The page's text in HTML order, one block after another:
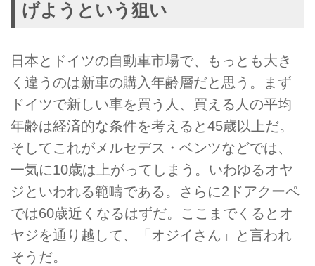
げようという狙い
日本とドイツの自動車市場で、もっとも大き
く違うのは新車の購入年齢層だと思う。まず
ドイツで新しい車を買う人、買える人の平均
年齢は経済的な条件を考えると45歳以上だ。
そしてこれがメルセデス・ベンツなどでは、
一気に10歳は上がってしまう。いわゆるオヤ
ジといわれる範疇である。さらに2ドアクーペ
では60歳近くなるはずだ。ここまでくるとオ
ヤジを通り越して、「オジイさん」と言われ
そうだ。